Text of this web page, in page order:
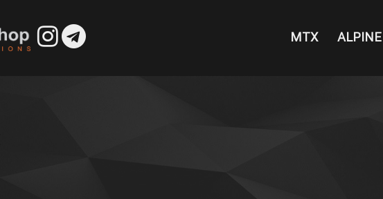
ALPINE
MTX